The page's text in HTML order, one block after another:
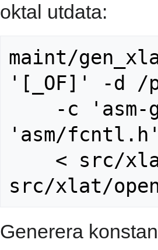
oktal utdata:
maint/
'[_OF]' -d /
'asm/
Generera